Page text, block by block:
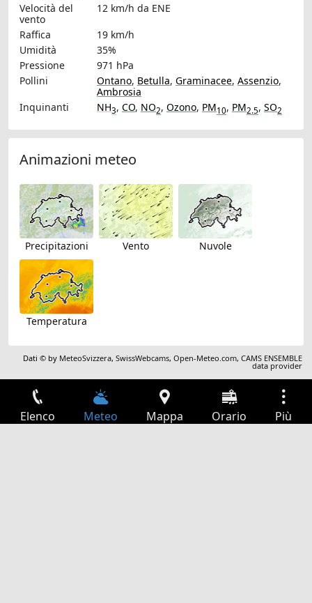
Velocità del
vento
12 km/h da ENE
Raffica
19 km/h
Umidità
35%
Pressione
971 hPa
Pollini
Ontano, Betulla, Graminacee, Assenzio,
Ambrosia
Inquinanti
NH3, CO, NO2, Ozono, PM10, PM2.5, SO2
Animazioni meteo
Precipitazioni Vento Nuvole
Temperatura
Dati © by MeteoSvizzera,SwissWebcams,Open-Meteo.com,CAMS ENSEMBLE
data provider
Elenco Meteo Mappa Orario Più